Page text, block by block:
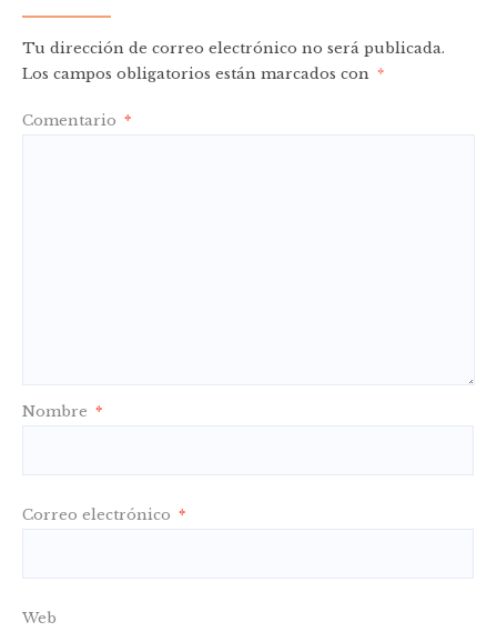
Tu dirección de correo electrónico no será publicada.
Los campos obligatorios están marcados con *
Comentario *
Nombre *
Correo electrónico *
Web